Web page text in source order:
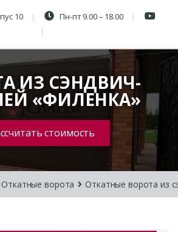
10 Пн-пт 9.00 – 18.00
ИЗ СЭНДВИЧ-
«ФИЛЕНКА»
стоимость
Откатные ворота Откатные ворота из